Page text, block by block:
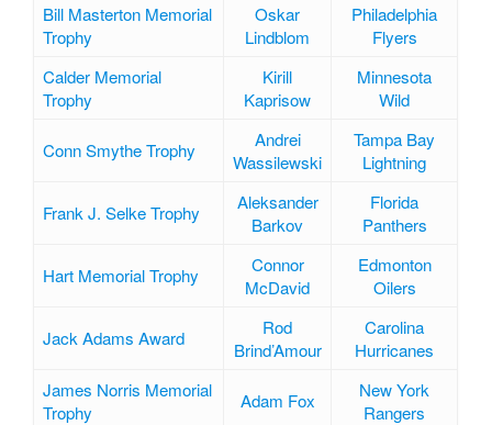
Bill Masterton Memorial
Trophy
Oskar
Lindblom
Philadelphia
Flyers
Calder Memorial
Trophy
Kirill
Kaprisow
Minnesota
Wild
Conn Smythe Trophy
Andrei
Wassilewski
Tampa Bay
Lightning
Frank J. Selke Trophy
Aleksander
Barkov
Florida
Panthers
Hart Memorial Trophy
Connor
McDavid
Edmonton
Oilers
Jack Adams Award
Rod
Brind’Amour
Carolina
Hurricanes
James Norris Memorial
Trophy
Adam Fox
New York
Rangers